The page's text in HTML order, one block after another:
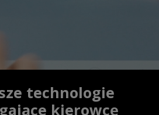
technologie
kierowcę